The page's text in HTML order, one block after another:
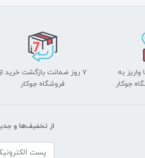
به
جوکار
۷ روز ضمانت بازگشت خرید از
فروشگاه جوکار
از تخفیف‌ها و